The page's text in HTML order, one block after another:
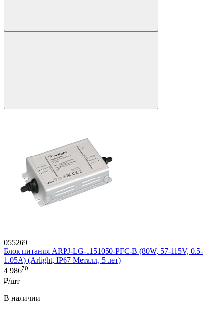
055269
Блок питания ARPJ-LG-1151050-PFC-B (80W, 57-115V, 0.5-
1.05A) (Arlight, IP67 Металл, 5 лет)
4 98670
₽/шт
В наличии